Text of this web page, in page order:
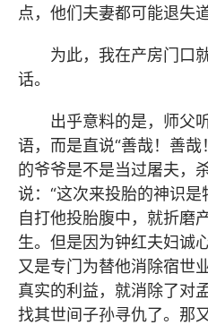
点，他们夫妻都可能退失
为此，我在产房门口
话。
出乎意料的是，师父
语，而是直说“善哉！善
的爷爷是不是当过屠夫，
说：“这次来投胎的神识是
自打他投胎腹中，就折磨
生。但是因为钟红夫妇诚
又是专门为替他消除宿世
真实的利益，就消除了对
找其世间子孙寻仇了。那